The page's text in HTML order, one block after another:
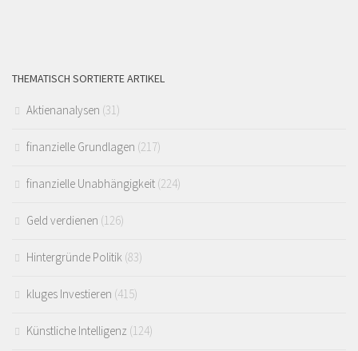
THEMATISCH SORTIERTE ARTIKEL
Aktienanalysen (31)
finanzielle Grundlagen (217)
finanzielle Unabhängigkeit (224)
Geld verdienen (126)
Hintergründe Politik (83)
kluges Investieren (415)
Künstliche Intelligenz (124)